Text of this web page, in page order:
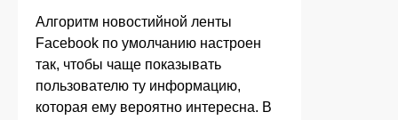
Алгоритм новостийной ленты
Facebook по умолчанию настроен
так, чтобы чаще показывать
пользователю ту информацию,
которая ему вероятно интересна. В